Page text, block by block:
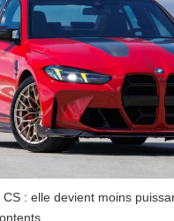
CS : elle devient moins